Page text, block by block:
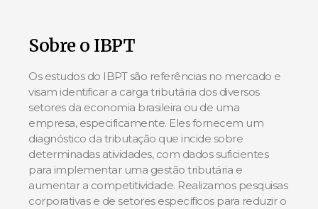
Sobre o IBPT
Os estudos do IBPT são referências no mercado e
visam identificar a carga tributária dos diversos
setores da economia brasileira ou de uma
empresa, especificamente. Eles fornecem um
diagnóstico da tributação que incide sobre
determinadas atividades, com dados suficientes
para implementar uma gestão tributária e
aumentar a competitividade. Realizamos pesquisas
corporativas e de setores específicos para reduzir o